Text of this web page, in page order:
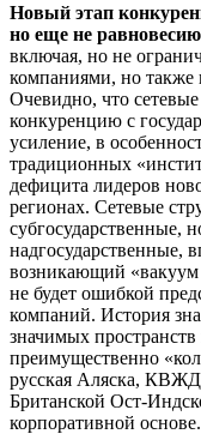
Новый этап
но еще не
включая, но не
компаниями, но также
Очевидно, что
конкуренцию с
усиление, в
традиционных
дефицита лидеров
регионах. Сетевые
субгосударственные,
надгосударственные,
возникающий «вакуум
не будет ошибкой
компаний. История
значимых
преимущественно
русская Аляска,
Британской Ост-
корпоративной основе.